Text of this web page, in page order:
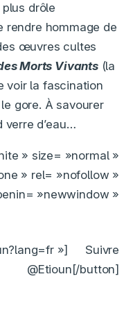
plus drôle
rendre hommage de
œuvres cultes
Morts Vivants(la
voir la fascination
gore. À savourer
verre d’eau…
» size= »normal »
» rel= »nofollow »
»newwindow »
»]
Suivre
@Etioun[/button]